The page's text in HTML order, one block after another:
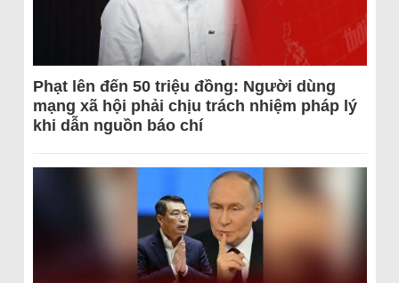
Phạt lên đến 50 triệu đồng: Người dùng
mạng xã hội phải chịu trách nhiệm pháp lý
khi dẫn nguồn báo chí